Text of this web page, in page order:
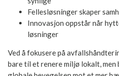
handling
Gode rutiner sprer seg i
Fellesløsninger skaper
Innovasjon oppstår når
løsninger